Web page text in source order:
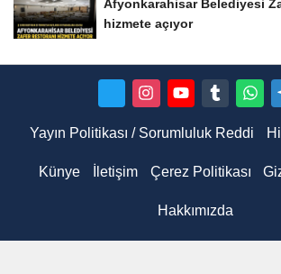
Afyonkarahisar Belediyesi
hizmete açıyor
Yayın Politikası / Sorumluluk Reddi
Künye İletişim Çerez Politikası
Hakkımızda